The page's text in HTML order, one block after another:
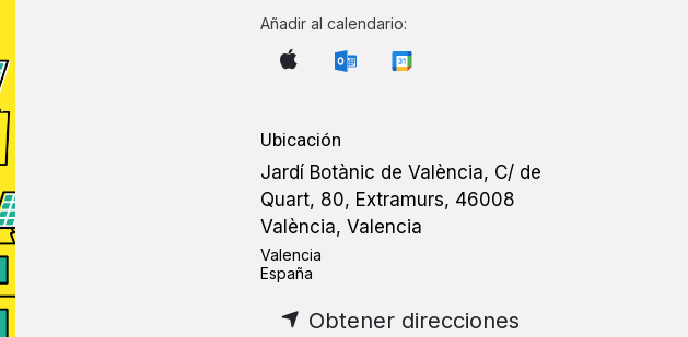
Añadir al calendario:
Ubicación
Jardí Botànic de València, C/ de
Quart, 80, Extramurs, 46008
València, Valencia
Valencia
España
Obtener direcciones